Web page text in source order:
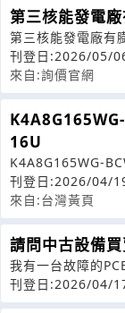
第三核能發電
第三核能發電廠有
餘資料可來信索要
刊登日:2026/05/
來自:詢價官網
16U
K4A8G165WG-
刊登日:2026/04/
來自:台灣黃頁
請問中古設備
我有一台故障的
嗎?
刊登日:2026/04/